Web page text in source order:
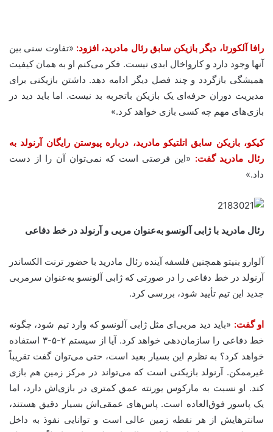
رافا آلکورتا، دیگر بازیکن سابق رئال مادرید، افزود: «تفاوت سنی بین
آنها وجود دارد و کارواخال ابدی نیست. فکر می‌کنم او به همان کیفیت
همیشگی بازگردد و چند فصل دیگر ادامه دهد. داشتن بازیکنی برای
مدیریت دوران حرفه‌ای یک بازیکن باتجربه بد نیست. اما باید دید در
بازی‌های مهم چه کسی بازی خواهد کرد.»
کیکو، بازیکن سابق اتلتیکو مادرید، درباره پیوستن رایگان آرنولد به
رئال مادرید گفت: «این فرصتی است که نمی‌توان آن را از دست
داد.»
رئال مادرید با ژابی آلونسو به‌عنوان مربی و آرنولد در خط دفاعی
آلوارو بنیتو همچنین فلسفه آینده رئال مادرید با حضور ترنت الکساندر
آرنولد در خط دفاعی را در صورتی که ژابی آلونسو به‌عنوان سرمربی
جدید این تیم تأیید شود، بررسی کرد.
او گفت: «باید دید مربی‌ای مثل ژابی آلونسو که وارد تیم شود، چگونه
خط دفاعی را سازمان‌دهی خواهد کرد. آیا از سیستم ۲-۵-۳ استفاده
خواهد کرد؟ به نظرم این بسیار بعید است، حتی می‌توان گفت تقریباً
غیرممکن. آرنولد بازیکنی است که می‌تواند در مرکز زمین هم بازی
کند. او نسبت به مارکوس یورنته عمق کمتری در بازی‌اش دارد، اما
یک پاسور فوق‌العاده است. پاس‌های عمقی‌اش بسیار دقیق هستند،
سانترهایش از هر نقطه زمین عالی است و توانایی نفوذ به داخل